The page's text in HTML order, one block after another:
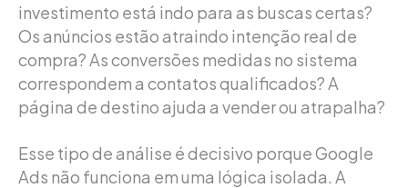
investimento está indo para as buscas certas?
Os anúncios estão atraindo intenção real de
compra? As conversões medidas no sistema
correspondem a contatos qualificados? A
página de destino ajuda a vender ou atrapalha?
Esse tipo de análise é decisivo porque Google
Ads não funciona em uma lógica isolada. A